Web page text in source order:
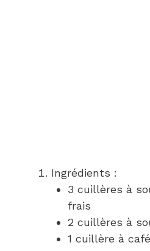
Ingrédients :
3 cuillères à
frais
2 cuillères à
1 cuillère à